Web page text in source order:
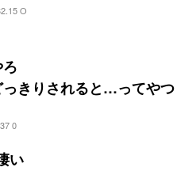
O
っきりされると…ってやつ
0
い